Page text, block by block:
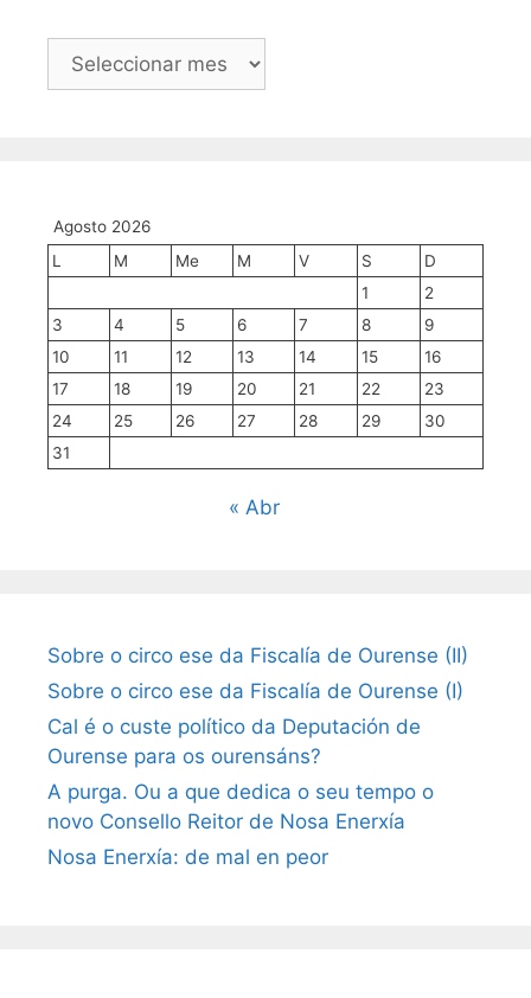
arquivo,
Agosto 2026
L
M Me M V S
D
1
2
3
4 5 6 7 8
9
10
11 12 13 14 15
16
17
18 19 20 21 22
23
24
25 26 27 28 29
30
31
« Abr
Sobre o circo ese da Fiscalía de Ourense (II)
Sobre o circo ese da Fiscalía de Ourense (I)
Cal é o custe político da Deputación de
Ourense para os ourensáns?
A purga. Ou a que dedica o seu tempo o
novo Consello Reitor de Nosa Enerxía
Nosa Enerxía: de mal en peor